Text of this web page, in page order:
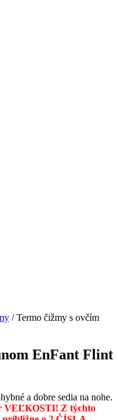
/ Termo čižmy s ovčím
EnFant Flint
a dobre sedia na nohe.
VEĽKOSTI! Z týchto